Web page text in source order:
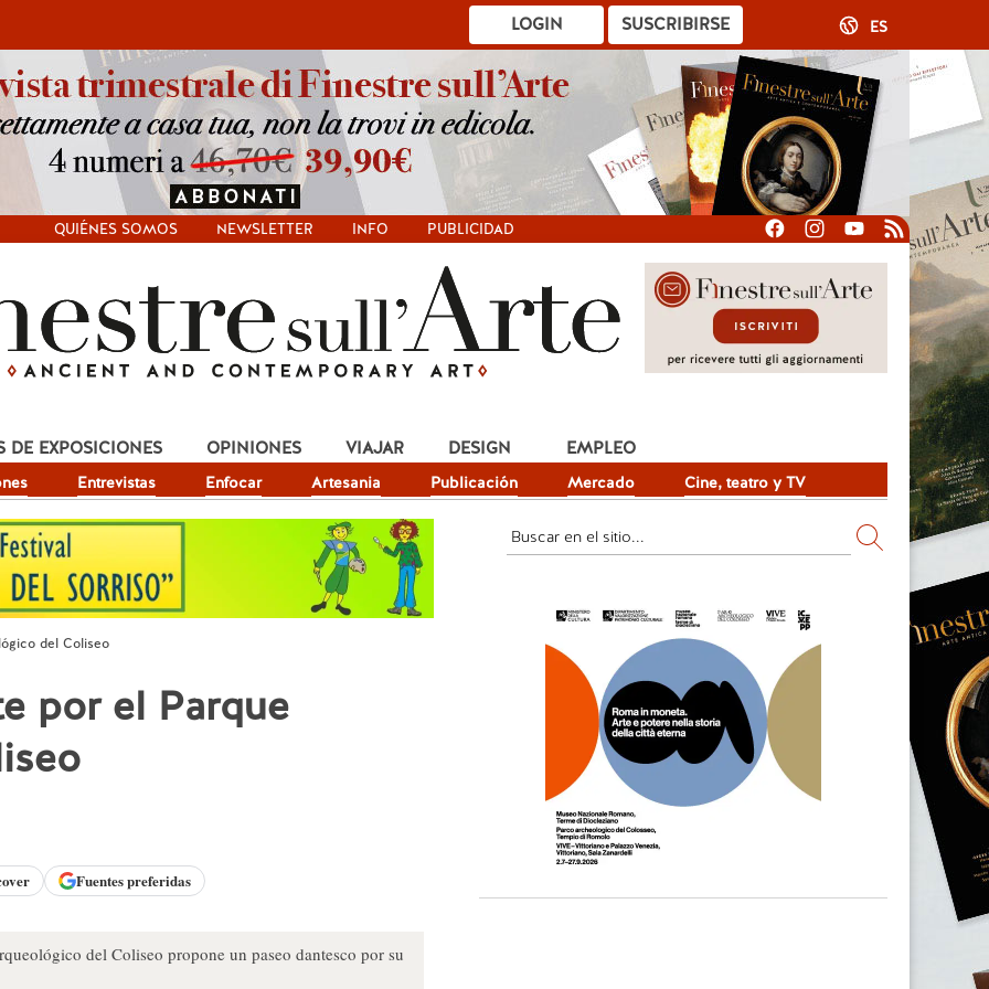
SUSCRIBIRSE
LOGIN ES
QUIÉNES SOMOS NEWSLETTER INFO PUBLICIDAD
Entrevistas Enfocar Artesania Publicación Mercado Cine, teatro y TV
DE EXPOSICIONES OPINIONES VIAJAR DESIGN EMPLEO
del Coliseo
por el Parque
Fuentes preferidas
del Coliseo propone un paseo dantesco por su